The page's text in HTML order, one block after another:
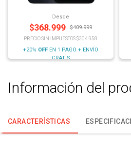
Desde
$368.999 $409.999
PRECIO SIN IMPUESTOS $304.958
+20% OFF EN 1 PAGO + ENVÍO
GRATIS
Información del
CARACTERÍSTICAS